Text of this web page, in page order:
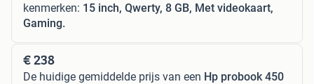
kenmerken: 15 inch, Qwerty, 8 GB, Met videokaart,
Gaming.
€ 238
De huidige gemiddelde prijs van een Hp probook 450